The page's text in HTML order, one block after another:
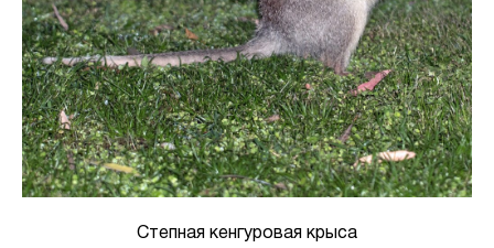
Степная кенгуровая крыса